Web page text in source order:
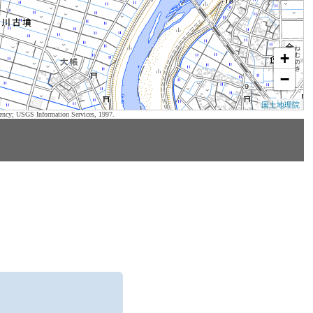
+
−
国土地理院
USGS Information Services, 1997.